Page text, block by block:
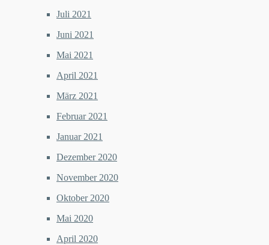
Juli 2021
Juni 2021
Mai 2021
April 2021
März 2021
Februar 2021
Januar 2021
Dezember 2020
November 2020
Oktober 2020
Mai 2020
April 2020